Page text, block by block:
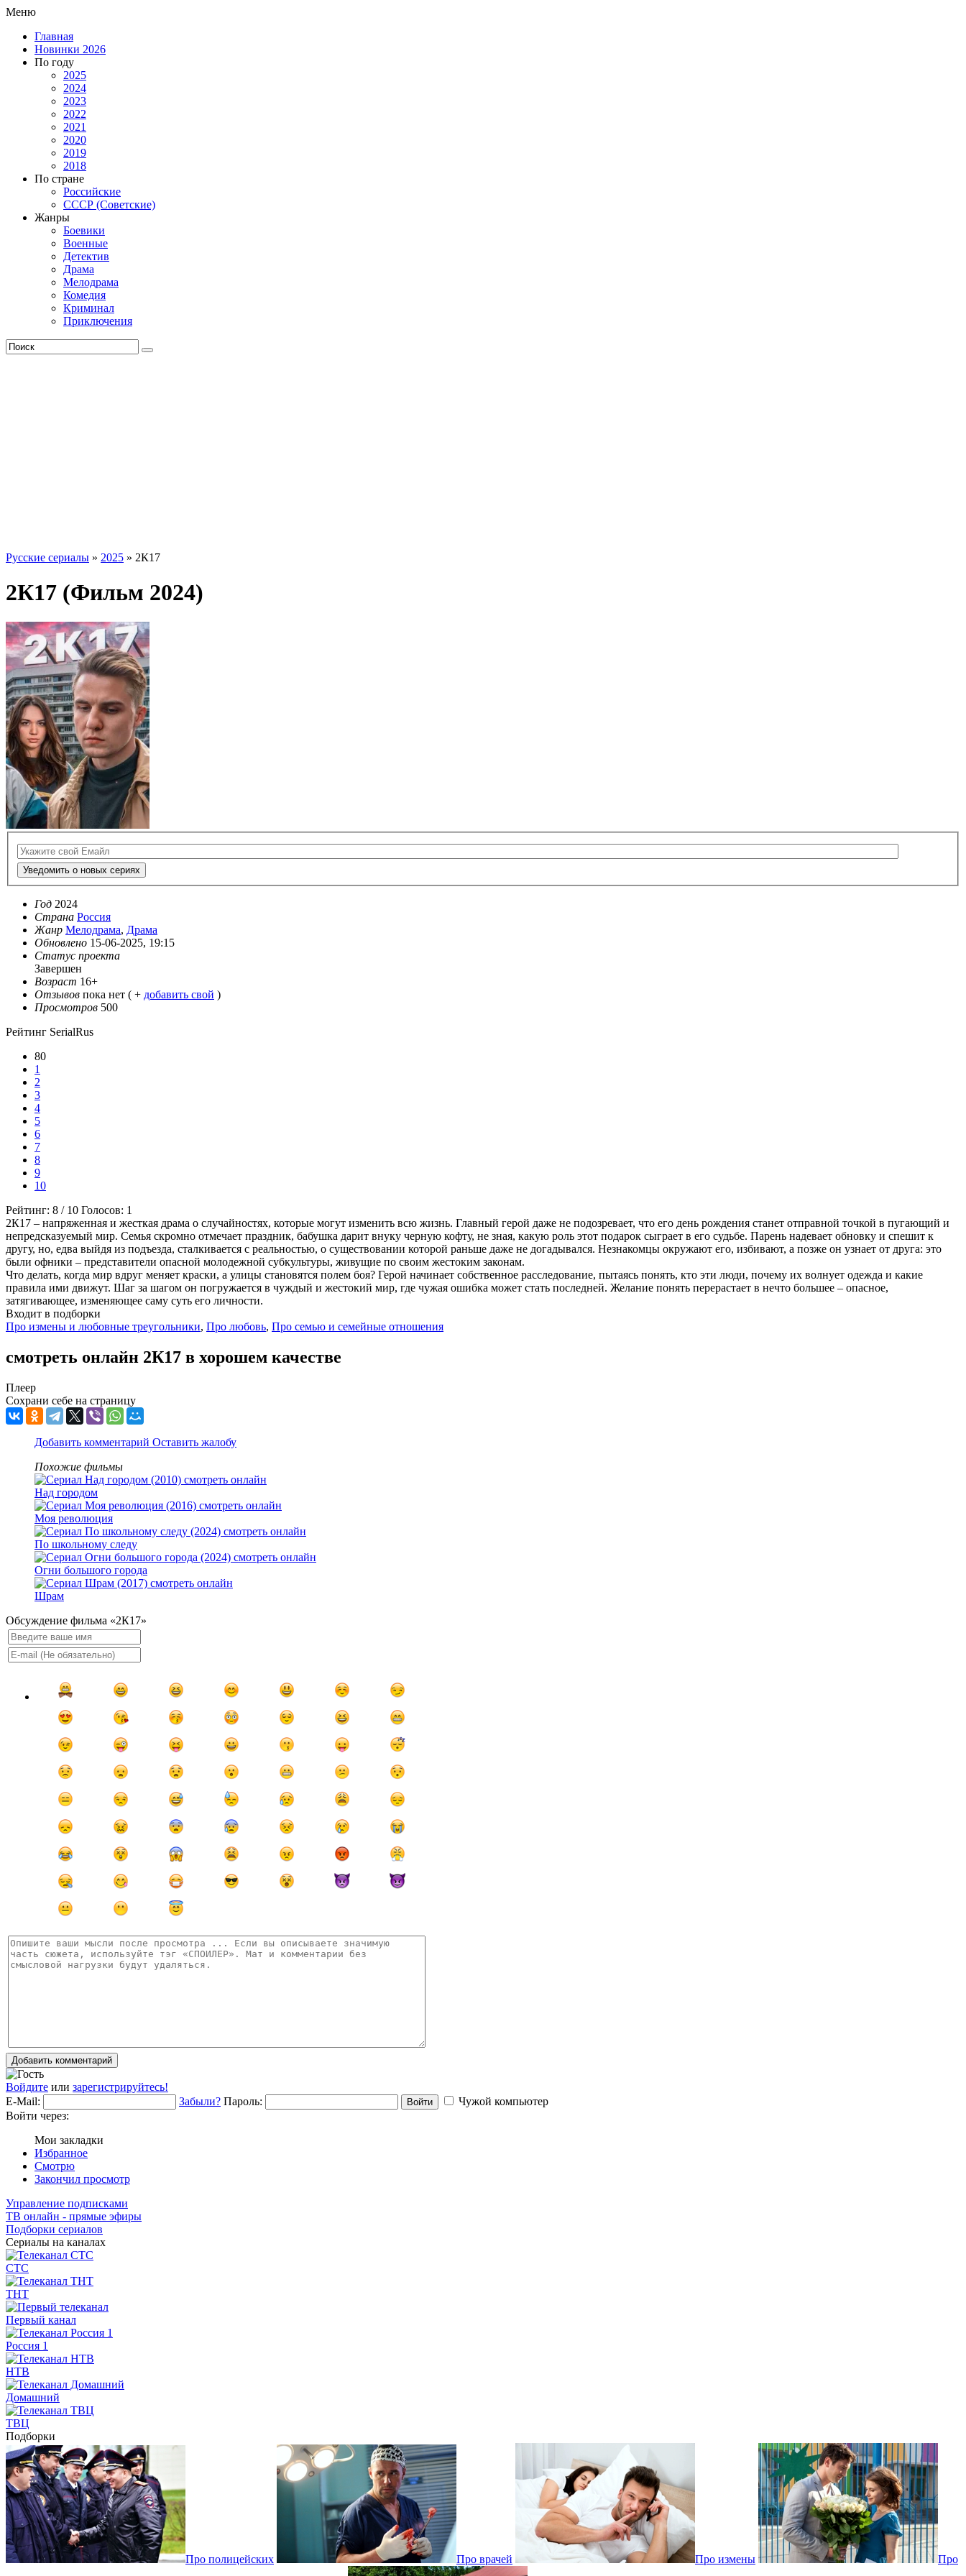
Меню
Главная
Новинки 2026
По году
2025
2024
2023
2022
2021
2020
2019
2018
По стране
Российские
СССР (Советские)
Жанры
Боевики
Военные
Детектив
Драма
Мелодрама
Комедия
Криминал
Приключения
Русские сериалы » 2025 » 2К17
2К17 (Фильм 2024)
Уведомить о новых сериях
Год 2024
Страна Россия
Жанр Мелодрама, Драма
Обновлено 15-06-2025, 19:15
Статус проекта
Завершен
Возраст 16+
Отзывов пока нет ( + добавить свой )
Просмотров 500
Рейтинг SerialRus
80
1
2
3
4
5
6
7
8
9
10
Рейтинг: 8 / 10 Голосов: 1
2К17 – напряженная и жесткая драма о случайностях, которые могут изменить всю жизнь. Главный герой даже не подозревает, что его день рождения станет отправной точкой в пугающий и
непредсказуемый мир. Семья скромно отмечает праздник, бабушка дарит внуку черную кофту, не зная, какую роль этот подарок сыграет в его судьбе. Парень надевает обновку и спешит к
другу, но, едва выйдя из подъезда, сталкивается с реальностью, о существовании которой раньше даже не догадывался. Незнакомцы окружают его, избивают, а позже он узнает от друга: это
были офники – представители опасной молодежной субкультуры, живущие по своим жестоким законам.
Что делать, когда мир вдруг меняет краски, а улицы становятся полем боя? Герой начинает собственное расследование, пытаясь понять, кто эти люди, почему их волнует одежда и какие
правила ими движут. Шаг за шагом он погружается в чуждый и жестокий мир, где чужая ошибка может стать последней. Желание понять перерастает в нечто большее – опасное,
затягивающее, изменяющее саму суть его личности.
Входит в подборки
Про измены и любовные треугольники, Про любовь, Про семью и семейные отношения
смотреть онлайн 2К17 в хорошем качестве
Плеер
Сохрани себе на страницу
Добавить комментарий Оставить жалобу
Похожие фильмы
Над городом
Моя революция
По школьному следу
Огни большого города
Шрам
Обсуждение фильма «2К17»
Добавить комментарий
Войдите или зарегистрируйтесь!
E-Mail:
Забыли? Пароль: Войти
Чужой компьютер
Войти через:
Мои закладки
Избранное
Смотрю
Закончил просмотр
Управление подписками
ТВ онлайн - прямые эфиры
Подборки сериалов
Сериалы на каналах
СТС
ТНТ
Первый канал
Россия 1
НТВ
Домашний
ТВЦ
Подборки
Про полицейских Про врачей Про измены Про